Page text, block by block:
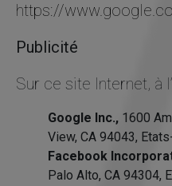
https://
Publicité
Sur ce site Internet, à
Google Inc., 1600
View, CA 94043,
Facebook
Palo Alto, CA 94304,